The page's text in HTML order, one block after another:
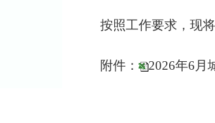
按照工作要求，现将
附件： 2026年6月